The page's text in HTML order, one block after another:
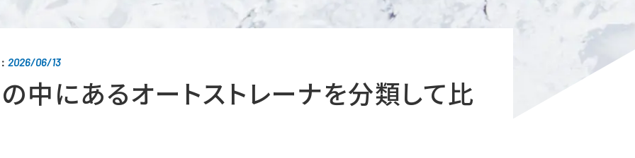
2026/06/13
中にあるオートストレーナを分類して比